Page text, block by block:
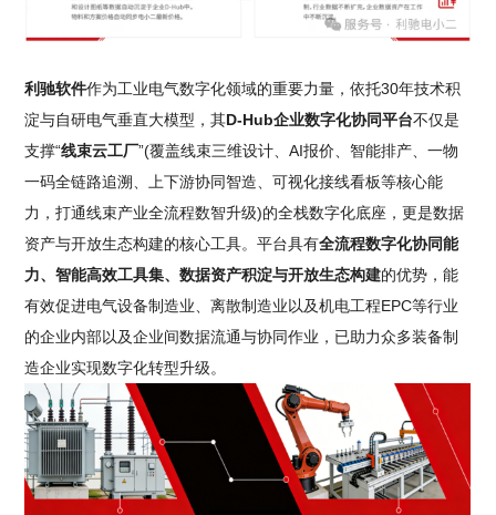
利驰软件作为工业电气数字化领域的重要力量，依托30年技术积
淀与自研电气垂直大模型，其D-Hub企业数字化协同平台不仅是
支撑“线束云工厂”(覆盖线束三维设计、AI报价、智能排产、一物
一码全链路追溯、上下游协同智造、可视化接线看板等核心能
力，打通线束产业全流程数智升级)的全栈数字化底座，更是数据
资产与开放生态构建的核心工具。平台具有全流程数字化协同能
力、智能高效工具集、数据资产积淀与开放生态构建的优势，能
有效促进电气设备制造业、离散制造业以及机电工程EPC等行业
的企业内部以及企业间数据流通与协同作业，已助力众多装备制
造企业实现数字化转型升级。